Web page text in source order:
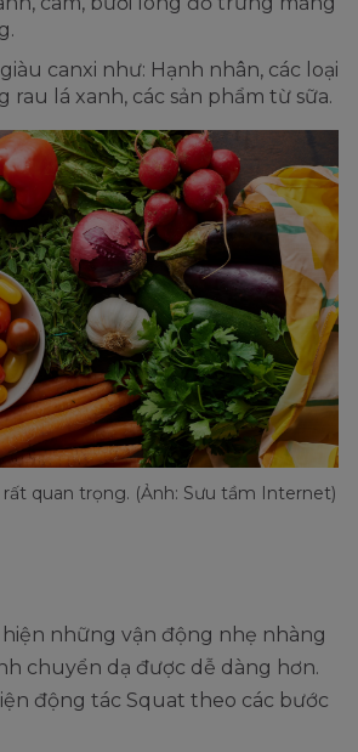
canxi như: Hạnh nhân, các loại
rau lá xanh, các sản phẩm từ sữa.
quan trọng. (Ảnh: Sưu tầm Internet)
những vận động nhẹ nhàng
chuyển dạ được dễ dàng hơn.
động tác Squat theo các bước